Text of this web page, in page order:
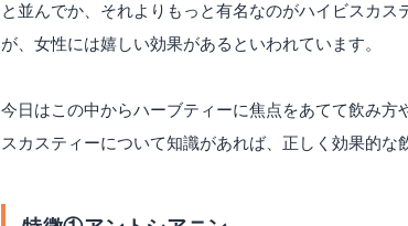
と並んでか、それよりもっと有名なのがハイビスカ
が、女性には嬉しい効果があるといわれています。
今日はこの中からハーブティーに焦点をあてて飲み
スカスティーについて知識があれば、正しく効果的な